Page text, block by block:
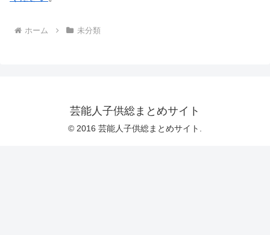
ホーム 未分類
芸能人子供総まとめサイト
© 2016 芸能人子供総まとめサイト.